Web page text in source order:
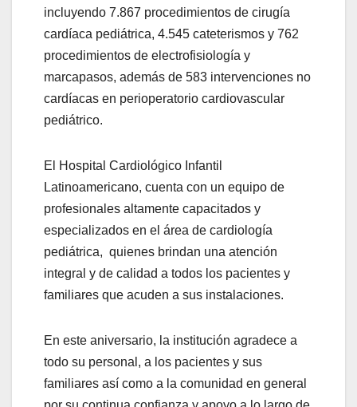
incluyendo 7.867 procedimientos de cirugía
cardíaca pediátrica, 4.545 cateterismos y 762
procedimientos de electrofisiología y
marcapasos, además de 583 intervenciones no
cardíacas en perioperatorio cardiovascular
pediátrico.
El Hospital Cardiológico Infantil
Latinoamericano, cuenta con un equipo de
profesionales altamente capacitados y
especializados en el área de cardiología
pediátrica, quienes brindan una atención
integral y de calidad a todos los pacientes y
familiares que acuden a sus instalaciones.
En este aniversario, la institución agradece a
todo su personal, a los pacientes y sus
familiares así como a la comunidad en general